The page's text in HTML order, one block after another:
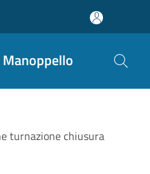
turnazione chiusura